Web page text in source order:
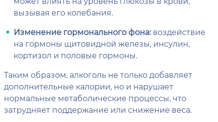
вызывая его колебания.
Изменение гормонального фона:воздействие
на гормоны щитовидной железы, инсулин,
кортизол и половые гормоны.
Таким образом, алкоголь не только добавляет
дополнительные калории, но и нарушает
нормальные метаболические процессы, что
затрудняет поддержание или снижение веса.